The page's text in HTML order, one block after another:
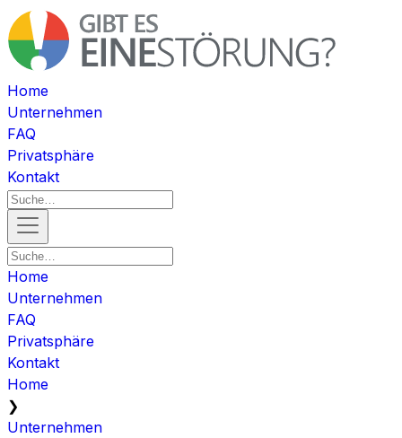
Home
Unternehmen
FAQ
Privatsphäre
Kontakt
Home
Unternehmen
FAQ
Privatsphäre
Kontakt
Home
❯
Unternehmen